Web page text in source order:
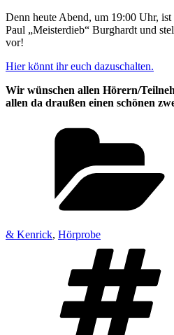
Denn heute Abend, um 19:00 Uhr,
Paul „Meisterdieb“ Burghardt und
vor!
Hier könnt ihr euch dazuschalten.
Wir wünschen allen Hörern/
allen da draußen einen schönen
& Kenrick, Hörprobe